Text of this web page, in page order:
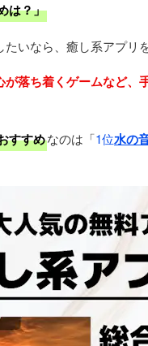
は？」
いなら、癒し系アプリ
が落ち着くゲームなど
すすめなのは「1位水の